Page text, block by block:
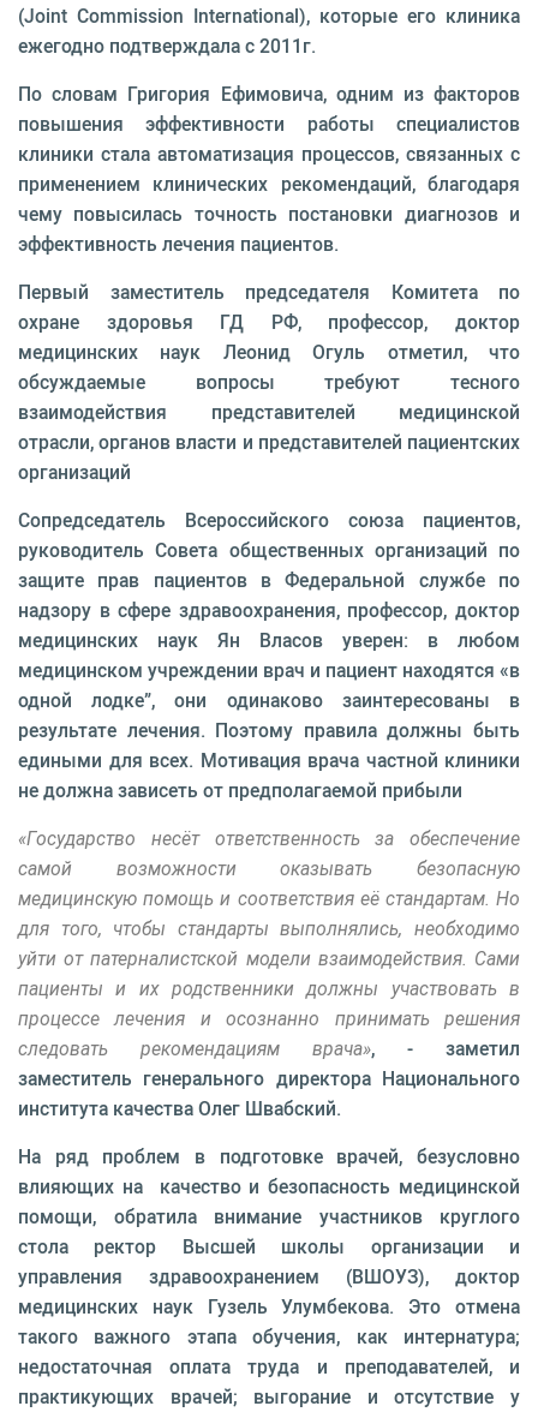
(Joint Commission International), которые его клиника
ежегодно подтверждала с 2011г.
По словам Григория Ефимовича, одним из факторов
повышения эффективности работы специалистов
клиники стала автоматизация процессов, связанных с
применением клинических рекомендаций, благодаря
чему повысилась точность постановки диагнозов и
эффективность лечения пациентов.
Первый заместитель председателя Комитета по
охране здоровья ГД РФ, профессор, доктор
медицинских наук Леонид Огуль отметил, что
обсуждаемые вопросы требуют тесного
взаимодействия представителей медицинской
отрасли, органов власти и представителей пациентских
организаций
Сопредседатель Всероссийского союза пациентов,
руководитель Совета общественных организаций по
защите прав пациентов в Федеральной службе по
надзору в сфере здравоохранения, профессор, доктор
медицинских наук Ян Власов уверен: в любом
медицинском учреждении врач и пациент находятся «в
одной лодке”, они одинаково заинтересованы в
результате лечения. Поэтому правила должны быть
едиными для всех. Мотивация врача частной клиники
не должна зависеть от предполагаемой прибыли
«Государство несёт ответственность за обеспечение
самой возможности оказывать безопасную
медицинскую помощь и соответствия её стандартам. Но
для того, чтобы стандарты выполнялись, необходимо
уйти от патерналистской модели взаимодействия. Сами
пациенты и их родственники должны участвовать в
процессе лечения и осознанно принимать решения
следовать рекомендациям врача», - заметил
заместитель генерального директора Национального
института качества Олег Швабский.
На ряд проблем в подготовке врачей, безусловно
влияющих на качество и безопасность медицинской
помощи, обратила внимание участников круглого
стола ректор Высшей школы организации и
управления здравоохранением (ВШОУЗ), доктор
медицинских наук Гузель Улумбекова. Это отмена
такого важного этапа обучения, как интернатура;
недостаточная оплата труда и преподавателей, и
практикующих врачей; выгорание и отсутствие у